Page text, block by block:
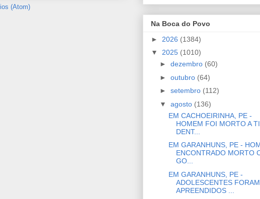
(Atom)
Na Boca do Povo
► 2026 (1384)
▼ 2025 (1010)
► dezembro (60)
► outubro (64)
► setembro (112)
▼ agosto (136)
EM CACHOEIRINHA, PE -
HOMEM FOI MORTO A
DENT...
EM GARANHUNS, PE -
ENCONTRADO MORTO
GO...
EM GARANHUNS, PE -
ADOLESCENTES FORAM
APREENDIDOS ...